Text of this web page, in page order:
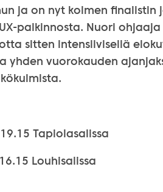
ja on nyt kolmen finalistin
palkinnosta. Nuori
sitten intensiivisellä
yhden vuorokauden
Tapiolasalissa
Louhisalissa